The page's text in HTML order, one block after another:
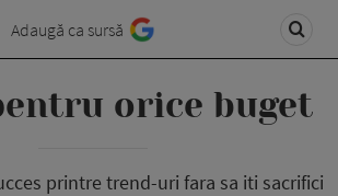
Adaugă ca sursă
orice buget
printre trend-uri fara sa iti sacrifici